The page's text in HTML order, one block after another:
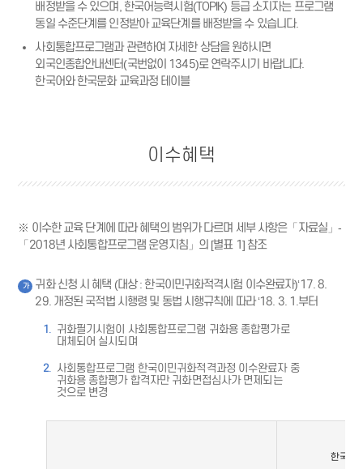
배정받을 수 있으며, 한국어능력시험(TOPIK) 등급 소지자는 프로그램
동일 수준단계를 인정받아 교육단계를 배정받을 수 있습니다.
사회통합프로그램과 관련하여 자세한 상담을 원하시면
외국인종합안내센터(국번없이 1345)로 연락주시기 바랍니다.
한국어와 한국문화 교육과정 테이블
이수혜택
※ 이수한 교육 단계에 따라 혜택의 범위가 다르며 세부 사항은「자료실」-
「2018년 사회통합프로그램 운영지침」의 [별표 1] 참조
가
귀화 신청 시 혜택 (대상 : 한국이민귀화적격시험 이수완료자)‘17. 8.
29. 개정된 국적법 시행령 및 동법 시행규칙에 따라 ‘18. 3. 1.부터
귀화필기시험이 사회통합프로그램 귀화용 종합평가로
대체되어 실시되며
사회통합프로그램 한국이민귀화적격과정 이수완료자 중
귀화용 종합평가 합격자만 귀화면접심사가 면제되는
것으로 변경
한국이